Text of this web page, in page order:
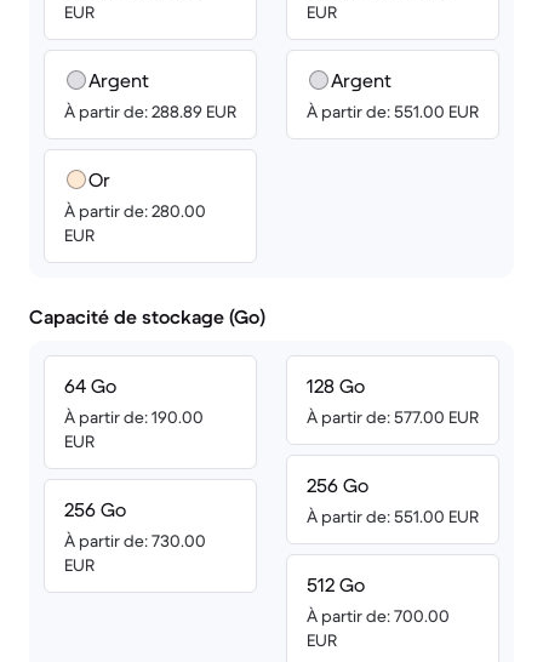
EUR
Argent
À partir de: 288.89 EUR
Or
À partir de: 280.00
EUR
EUR
Argent
À partir de: 551.00 EUR
Capacité de stockage (Go)
64 Go
À partir de: 190.00
EUR
256 Go
À partir de: 730.00
EUR
128 Go
À partir de: 577.00 EUR
256 Go
À partir de: 551.00 EUR
512 Go
À partir de: 700.00
EUR